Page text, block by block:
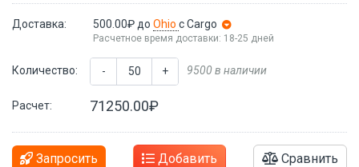
Доставка: 500.00₽ до Ohio с Cargo
Расчетное время доставки: 18-25 дней
Количество: - + 9500 в наличии
Расчет: 71250.00₽
Запросить Добавить Сравнить